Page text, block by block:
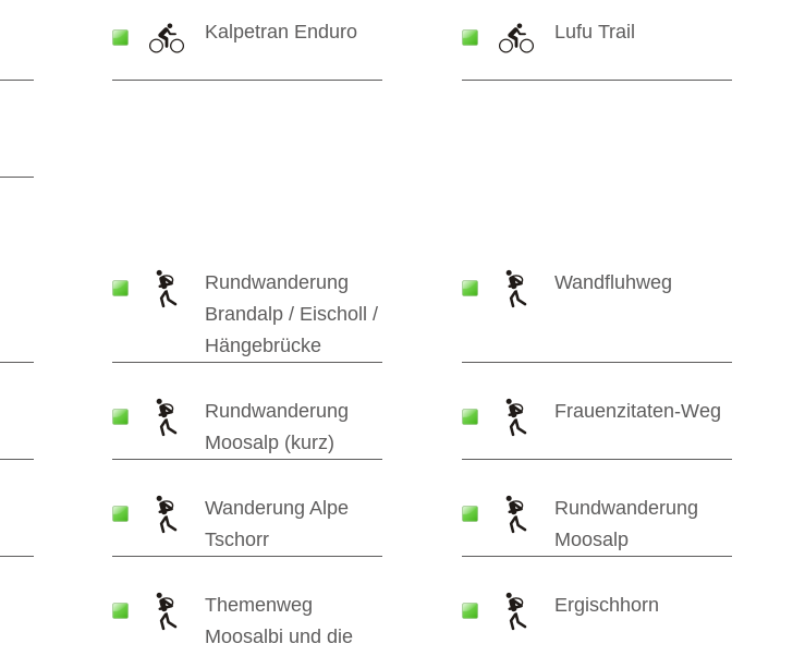
Kalpetran Enduro Lufu Trail
Rundwanderung
Brandalp / Eischoll /
Hängebrücke
Wandfluhweg
Rundwanderung
Moosalp (kurz)
Frauenzitaten-Weg
Wanderung Alpe
Tschorr
Rundwanderung
Moosalp
Themenweg
Moosalbi und die
Ergischhorn